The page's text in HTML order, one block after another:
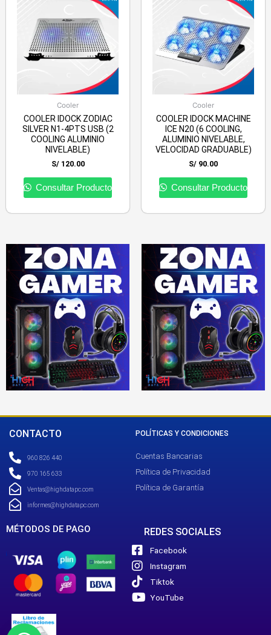
Cooler
COOLER IDOCK ZODIAC
SILVER N1-4PTS USB (2
COOLING ALUMINIO
NIVELABLE)
S/120.00
Consultar Producto
Cooler
COOLER IDOCK MACHINE
ICE N20 (6 COOLING,
ALUMINIO NIVELABLE,
VELOCIDAD GRADUABLE)
S/ 90.00
Consultar Producto
CONTACTO
960 826 440
970 165 633
Ventas@highdatapc.com
informes@highdatapc.com
POLÍTICAS Y CONDICIONES
Cuentas Bancarias
Política de Privacidad
Política de Garantía
MÉTODOS DE PAGO REDES SOCIALES
Facebook
Instagram
Tiktok
YouTube